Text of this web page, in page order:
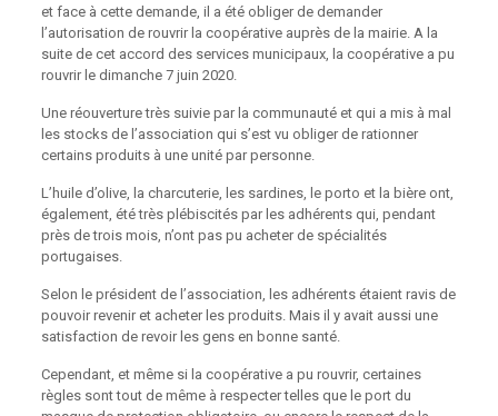
et face à cette demande, il a été obliger de demander
l’autorisation de rouvrir la coopérative auprès de la mairie. A la
suite de cet accord des services municipaux, la coopérative a pu
rouvrir le dimanche 7 juin 2020.
Une réouverture très suivie par la communauté et qui a mis à mal
les stocks de l’association qui s’est vu obliger de rationner
certains produits à une unité par personne.
L’huile d’olive, la charcuterie, les sardines, le porto et la bière ont,
également, été très plébiscités par les adhérents qui, pendant
près de trois mois, n’ont pas pu acheter de spécialités
portugaises.
Selon le président de l’association, les adhérents étaient ravis de
pouvoir revenir et acheter les produits. Mais il y avait aussi une
satisfaction de revoir les gens en bonne santé.
Cependant, et même si la coopérative a pu rouvrir, certaines
règles sont tout de même à respecter telles que le port du